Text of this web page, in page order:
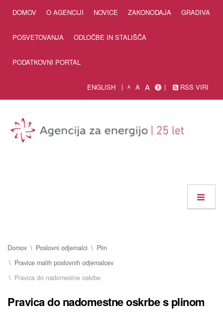
DOMOV O AGENCIJI NOVICE ZAKONODAJA GRADIVA
POSVETOVANJA ODLOČBE IN STALIŠČA
PODATKOVNI PORTAL
ENGLISH A A A RSS VIRI
Domov Poslovni odjemalci
Plin
Pravice malih poslovnih odjemalcev
Pravica do nadomestne oskrbe
Pravica do nadomestne oskrbe s plinom